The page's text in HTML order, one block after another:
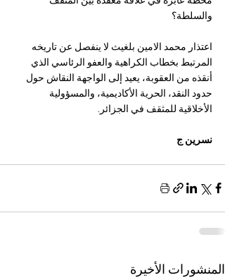
والسلطة؟
اعتذار محمد الامين بلغيث لا ينفصل عن تاريخه
المرتبط بخطاب الكراهية والعفو الرئاسي الذي
أنقذه من العقوبة، يعيد إلى الواجهة النقاش حول
حدود النقد، الحرية الأكاديمية، والمسؤولية
الأخلاقية للمثقف في الجزائر.
نسرين ج
المنشورات الأخيرة